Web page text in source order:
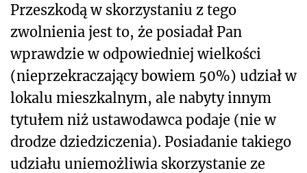
Przeszkodą w skorzystaniu z tego
zwolnienia jest to, że posiadał Pan
wprawdzie w odpowiedniej wielkości
(nieprzekraczający bowiem 50%) udział w
lokalu mieszkalnym, ale nabyty innym
tytułem niż ustawodawca podaje (nie w
drodze dziedziczenia). Posiadanie takiego
udziału uniemożliwia skorzystanie ze